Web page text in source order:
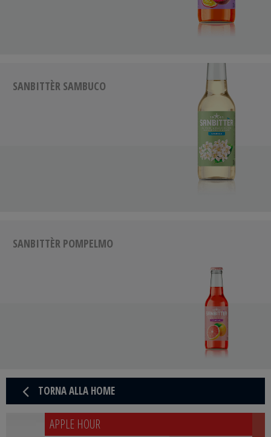
SANBITTÈR SAMBUCO
SANBITTÈR POMPELMO
TORNA ALLA HOME
APPLE HOUR